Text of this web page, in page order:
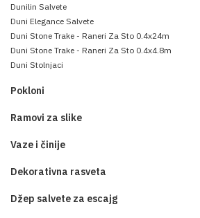
Dunilin Salvete
Duni Elegance Salvete
Duni Stone Trake - Raneri Za Sto 0.4x24m
Duni Stone Trake - Raneri Za Sto 0.4x4.8m
Duni Stolnjaci
Pokloni
Ramovi za slike
Vaze i činije
Dekorativna rasveta
Džep salvete za escajg